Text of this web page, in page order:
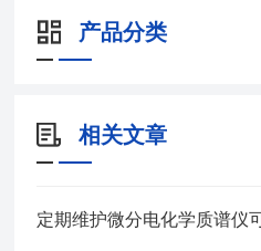
产品分类
相关文章